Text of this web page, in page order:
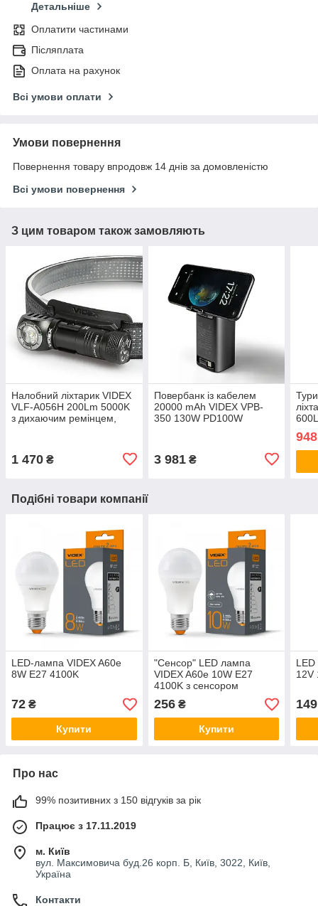
Детальніше
Оплатити частинами
Післяплата
Оплата на рахунок
Всі умови оплати
Умови повернення
Повернення товару впродовж 14 днів за домовленістю
Всі умови повернення
З цим товаром також замовляють
Налобний ліхтарик VIDEX
VLF-A056H 200Lm 5000K
з дихаючим ремінцем,
1 470 ₴
Повербанк із кабелем
20000 mAh VIDEX VPB-
350 130W PD100W
3 981₴
Подібні товари компанії
LED-лампа VIDEX A60e
8W E27 4100K
72 ₴
Купити
"Сенсор" LED лампа
VIDEX A60e 10W E27
4100K з сенсором
освітленості
256₴
Купити
12V
149
Про нас
99% позитивних з 150 відгуків за рік
Працює з 17.11.2019
м. Київ
вул. Максимовича буд.26 корп. Б, Київ, 3022, Київ,
Україна
Контакти